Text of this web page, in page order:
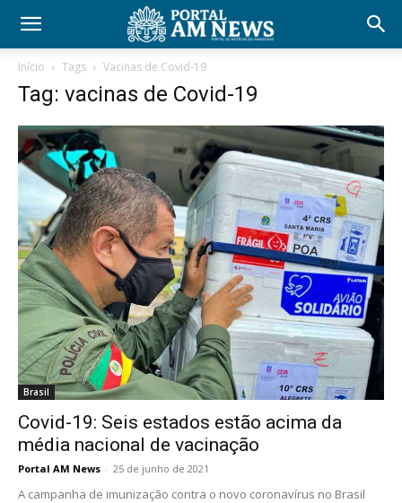
Início Tags Vacinas de Covid-19
Tag: vacinas de Covid-19
Brasil
Covid-19: Seis estados estão acima da
média nacional de vacinação
Portal AM News - 25 de junho de 2021
A campanha de imunização contra o novo coronavírus no Brasil